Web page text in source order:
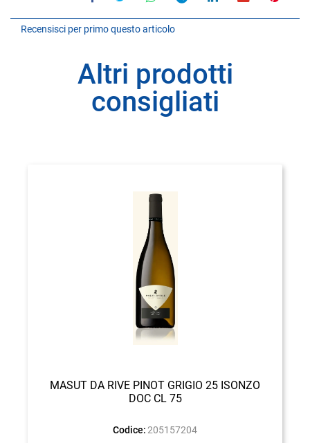
Recensisci per primo questo articolo
Altri prodotti
consigliati
MASUT DA RIVE PINOT GRIGIO 25 ISONZO
DOC CL 75
Codice: 205157204